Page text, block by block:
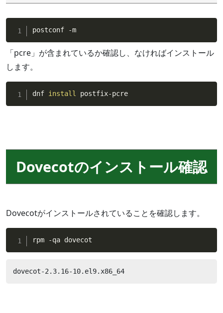
postconf -m
「pcre」が含まれているか確認し、なければインストール
します。
dnf install postfix-pcre
Dovecotのインストール確認
Dovecotがインストールされていることを確認します。
rpm -qa dovecot
dovecot-2.3.16-10.el9.x86_64